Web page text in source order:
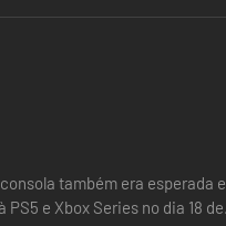
também era esperada e
e Xbox Series no dia 18 de